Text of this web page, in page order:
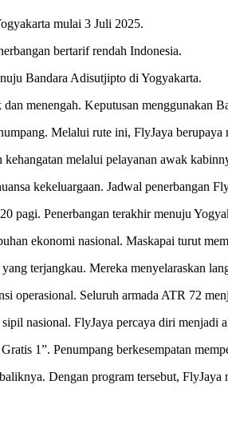
mulai 3 Juli 2025.
bertarif rendah Indonesia.
Bandara Adisutjipto di Yogyakarta.
menengah. Keputusan menggunakan
Melalui rute ini, FlyJaya
melalui pelayanan awak
kekeluargaan. Jadwal penerbangan
pagi. Penerbangan terakhir menuju
ekonomi nasional. Maskapai turut
terjangkau. Mereka menyelaraskan
operasional. Seluruh armada ATR 72
nasional. FlyJaya percaya diri menjadi
1”. Penumpang berkesempatan
Dengan program tersebut,